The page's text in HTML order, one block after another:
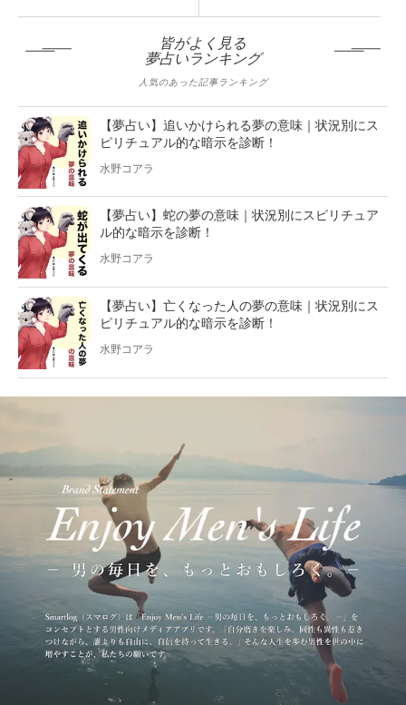
皆がよく見る
夢占いランキング
人気のあった記事ランキング
【夢占い】追いかけられる夢の意味｜状況別にス
ピリチュアル的な暗示を診断！
水野コアラ
【夢占い】蛇の夢の意味｜状況別にスピリチュア
ル的な暗示を診断！
水野コアラ
【夢占い】亡くなった人の夢の意味｜状況別にス
ピリチュアル的な暗示を診断！
水野コアラ